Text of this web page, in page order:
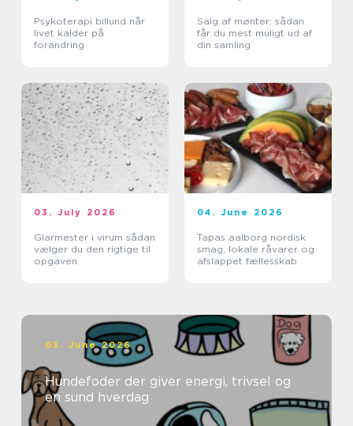
Psykoterapi billund når
livet kalder på
forandring
Salg af mønter: sådan
får du mest muligt ud af
din samling
03. July 2026
Glarmester i virum sådan
vælger du den rigtige til
opgaven
04. June 2026
Tapas aalborg nordisk
smag, lokale råvarer og
afslappet fællesskab
03. June 2026
Hundefoder der giver energi, trivsel og
en sund hverdag